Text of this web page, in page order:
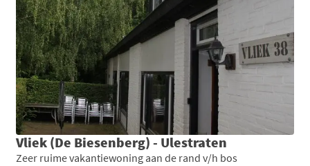
Vliek (De Biesenberg) - Ulestraten
Zeer ruime vakantiewoning aan de rand v/h bos